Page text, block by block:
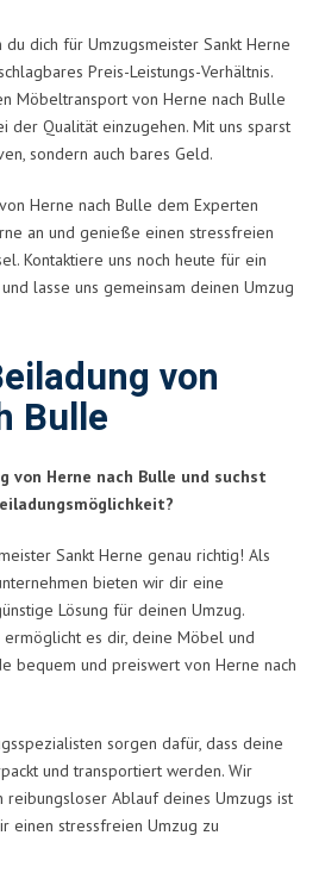
dich für Umzugsmeister Sankt Herne
Preis-Leistungs-Verhältnis.
Möbeltransport von Herne nach Bulle
der Qualität einzugehen. Mit uns sparst
sondern auch bares Geld.
Herne nach Bulle dem Experten
an und genieße einen stressfreien
Kontaktiere uns noch heute für ein
lasse uns gemeinsam deinen Umzug
von
Bulle
von Herne nach Bulle und suchst
Sankt Herne genau richtig! Als
bieten wir dir eine
Lösung für deinen Umzug.
es dir, deine Möbel und
bequem und preiswert von Herne nach
sorgen dafür, dass deine
und transportiert werden. Wir
reibungsloser Ablauf deines Umzugs ist
einen stressfreien Umzug zu